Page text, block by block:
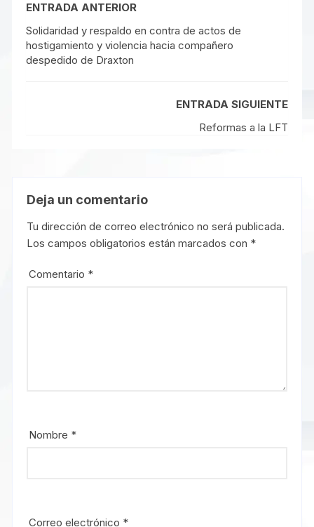
ENTRADA ANTERIOR
Solidaridad y respaldo en contra de actos de
hostigamiento y violencia hacia compañero
despedido de Draxton
ENTRADA SIGUIENTE
Reformas a la LFT
Deja un comentario
Tu dirección de correo electrónico no será publicada.
Los campos obligatorios están marcados con *
Comentario *
Nombre *
Correo electrónico *